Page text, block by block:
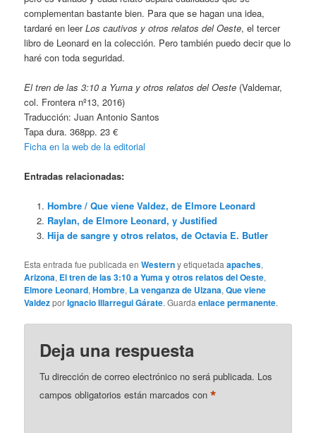
complementan bastante bien. Para que se hagan una idea,
tardaré en leerLos cautivos y otros relatos del Oeste, el tercer
libro de Leonard en la colección. Pero también puedo decir que lo
haré con toda seguridad.
El tren de las 3:10 a Yuma y otros relatos del Oeste (Valdemar,
col. Frontera nº13, 2016)
Traducción: Juan Antonio Santos
Tapa dura. 368pp. 23 €
Ficha en la web de la editorial
Entradas relacionadas:
Hombre / Que viene Valdez, de Elmore Leonard
Raylan, de Elmore Leonard, y Justified
Hija de sangre y otros relatos, de Octavia E. Butler
Esta entrada fue publicada enWesterny etiquetadaapaches,
Arizona, El tren de las 3:10 a Yuma y otros relatos del Oeste,
Elmore Leonard,Hombre, La venganza de Ulzana,Que viene
ValdezporIgnacio Illarregui Gárate. Guardaenlace permanente.
Deja una respuesta
Tu dirección de correo electrónico no será publicada. Los
campos obligatorios están marcados con*